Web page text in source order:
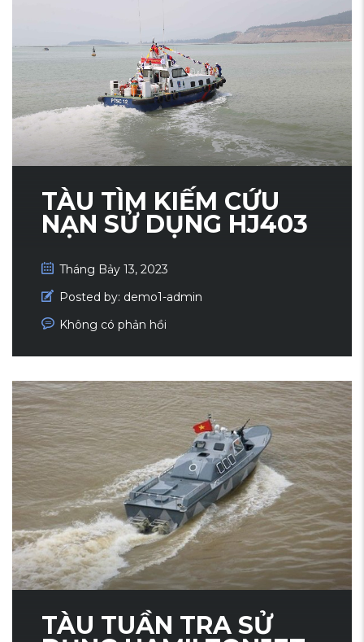
TÀU TÌM KIẾM CỨU
NẠN SỬ DỤNG HJ403
Tháng Bảy 13, 2023
Posted by: demo1-admin
Không có phản hồi
TÀU TUẦN TRA SỬ